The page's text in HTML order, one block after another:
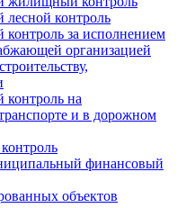
контроль
за исполнением
организацией
на
и в дорожном
финансовый
объектов